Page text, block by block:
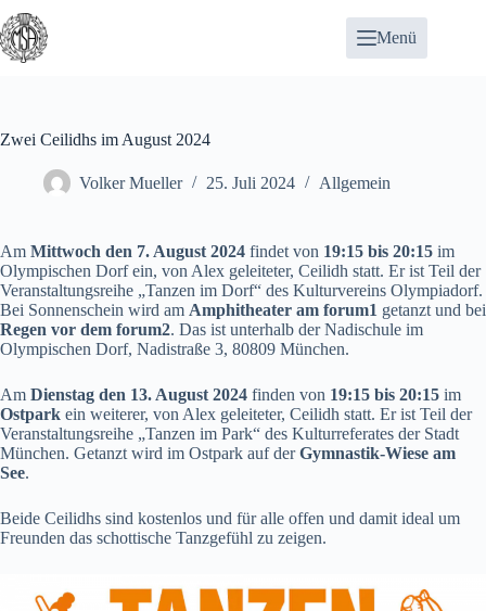
Inhalt
springen
Menü
Zwei Ceilidhs im August 2024
Volker Mueller 25. Juli 2024 Allgemein
Am Mittwoch den 7. August 2024 findet von 19:15 bis 20:15 im
Olympischen Dorf ein, von Alex geleiteter, Ceilidh statt. Er ist Teil der
Veranstaltungsreihe „Tanzen im Dorf“ des Kulturvereins Olympiadorf.
Bei Sonnenschein wird am Amphitheater am forum1 getanzt und bei
Regen vor dem forum2. Das ist unterhalb der Nadischule im
Olympischen Dorf, Nadistraße 3, 80809 München.
Am Dienstag den 13. August 2024 finden von 19:15 bis 20:15 im
Ostpark ein weiterer, von Alex geleiteter, Ceilidh statt. Er ist Teil der
Veranstaltungsreihe „Tanzen im Park“ des Kulturreferates der Stadt
München. Getanzt wird im Ostpark auf derGymnastik-Wiese am
See.
Beide Ceilidhs sind kostenlos und für alle offen und damit ideal um
Freunden das schottische Tanzgefühl zu zeigen.